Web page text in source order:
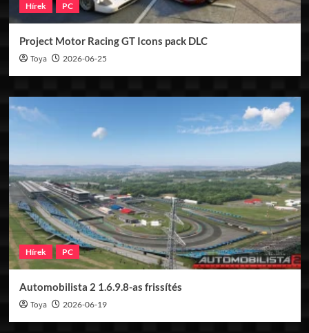
Hírek PC
Project Motor Racing GT Icons pack DLC
Toya 2026-06-25
Hírek PC
Automobilista 2 1.6.9.8-as frissítés
Toya 2026-06-19